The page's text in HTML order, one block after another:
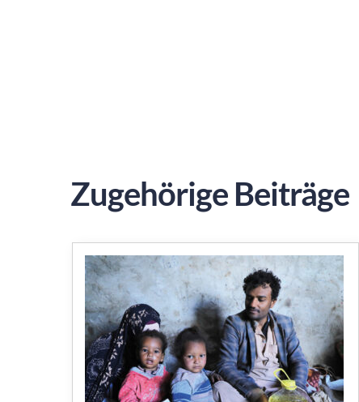
Zugehörige Beiträge